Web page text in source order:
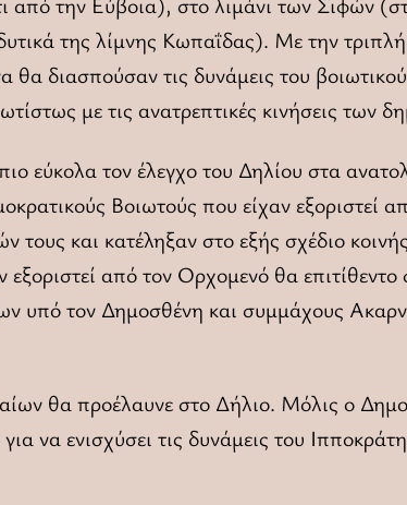
της λίμνης Κωπαΐδας). Με την
διασπούσαν τις δυνάμεις του
με τις ανατρεπτικές κινήσεις των
εύκολα τον έλεγχο του Δηλίου στα
Βοιωτούς που είχαν εξοριστεί
τους και κατέληξαν στο εξής σχέδιο
εξοριστεί από τον Ορχομενό θα
υπό τον Δημοσθένη και συμμάχους
θα προέλαυνε στο Δήλιο. Μόλις ο
να ενισχύσει τις δυνάμεις του